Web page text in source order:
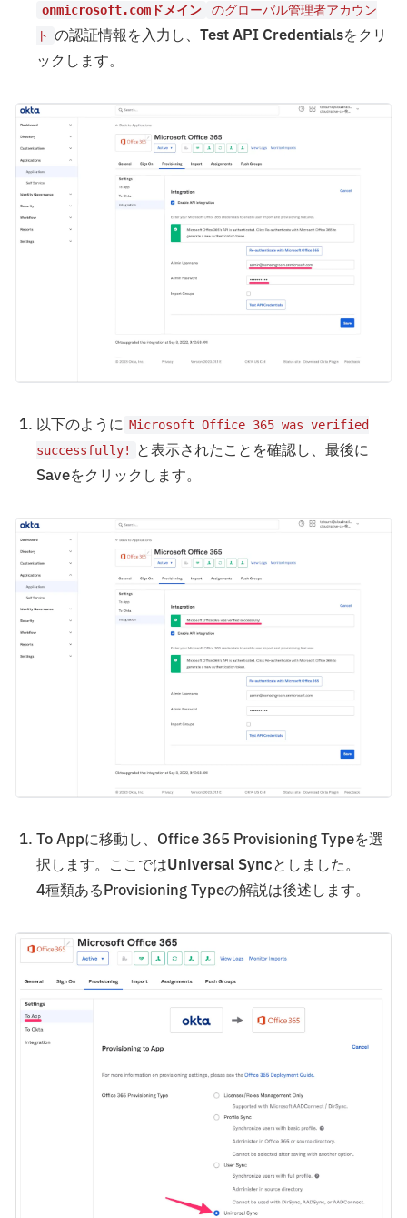
onmicrosoft.comドメイン
のグローバル管理者アカウン
ト の認証情報を入力し、 Test API Credentialsをクリ
ックします。
以下のように Microsoft Office 365 was verified
successfully!
と表示されたことを確認し、最後に
Saveをクリックします。
To Appに移動し、Office 365 Provisioning Typeを選
択します。ここではUniversal Syncとしました。
4種類あるProvisioning Typeの解説は後述します。